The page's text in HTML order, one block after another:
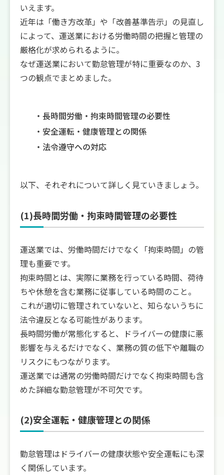
いえます。
近年は「働き方改革」や「改善基準告示」の見直し
によって、運送業における労働時間の把握と管理の
厳格化が求められるように。
なぜ運送業において勤怠管理が特に重要なのか、3
つの観点でまとめました。
長時間労働・拘束時間管理の必要性
安全運転・健康管理との関係
法令遵守への対応
以下、それぞれについて詳しく見ていきましょう。
(1)長時間労働・拘束時間管理の必要性
運送業では、労働時間だけでなく「拘束時間」の管
理も重要です。
拘束時間とは、実際に業務を行っている時間、荷待
ちや休憩を含む業務に従事している時間のこと。
これが適切に管理されていないと、知らないうちに
法令違反となる可能性があります。
長時間労働が常態化すると、ドライバーの健康に悪
影響を与えるだけでなく、業務の質の低下や離職の
リスクにもつながります。
運送業では通常の労働時間だけでなく拘束時間も含
めた詳細な勤怠管理が不可欠です。
(2)安全運転・健康管理との関係
勤怠管理はドライバーの健康状態や安全運転にも深
く関係しています。